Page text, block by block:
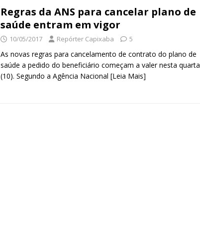
Regras da ANS para cancelar plano de
saúde entram em vigor
10/05/2017 Repórter Capixaba 5
As novas regras para cancelamento de contrato do plano de
saúde a pedido do beneficiário começam a valer nesta quarta
(10). Segundo a Agência Nacional [Leia Mais]